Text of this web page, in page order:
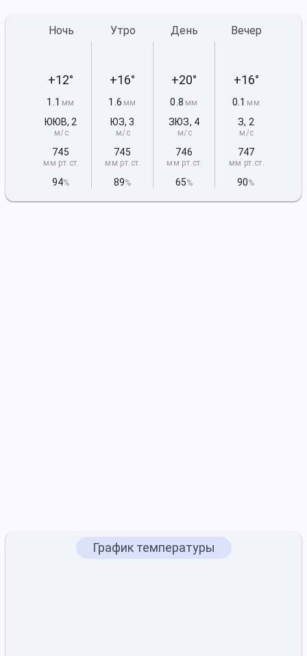
Ночь
+12°
1.1 мм
ЮЮВ, 2
м/с
745
мм рт.ст.
94%
Утро
+16°
1.6 мм
ЮЗ,3
м/с
745
мм рт.ст.
89%
День
+20°
0.8 мм
ЗЮЗ, 4
м/с
746
мм рт.ст.
65%
Вечер
+16°
0.1 мм
З, 2
м/с
747
мм рт.ст.
90%
График температуры